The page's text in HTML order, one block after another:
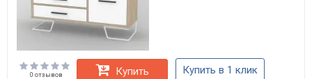
0 отзывов Купить Купить в 1 клик